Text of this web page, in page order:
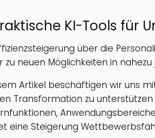
KI-Tools für
über die
zu neuen Möglichkeiten in
Artikel beschäftigen wir uns
Transformation zu
eine Steigerung